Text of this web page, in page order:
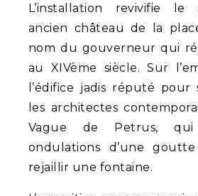
L’installation revivifie le
ancien château de la
nom du gouverneur qui
au XIVème siècle. Sur
l’édifice jadis réputé pour
les architectes
Vague de Petrus,
ondulations d’une
rejaillir une fontaine.